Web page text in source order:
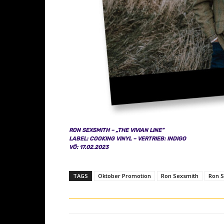
i
g
n
RON SEXSMITH – „THE VIVIAN LINE“
LABEL: COOKING VINYL – VERTRIEB: INDIGO
VÖ: 17.02.2023
TAGS Oktober Promotion Ron Sexsmith Ron